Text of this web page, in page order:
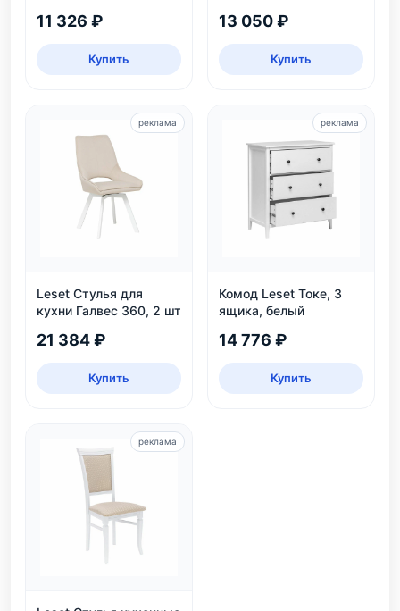
11 326 ₽
Купить
13 050 ₽
Купить
Leset Стулья для
кухни Галвес 360, 2 шт
21 384 ₽
Купить
реклама
Комод Leset Токе, 3
ящика, белый
14 776 ₽
Купить
реклама
реклама